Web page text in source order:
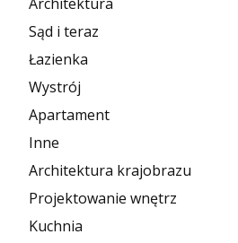
Sąd i teraz
Łazienka
Wystrój
Apartament
Inne
Architektura krajobrazu
Projektowanie wnętrz
Kuchnia